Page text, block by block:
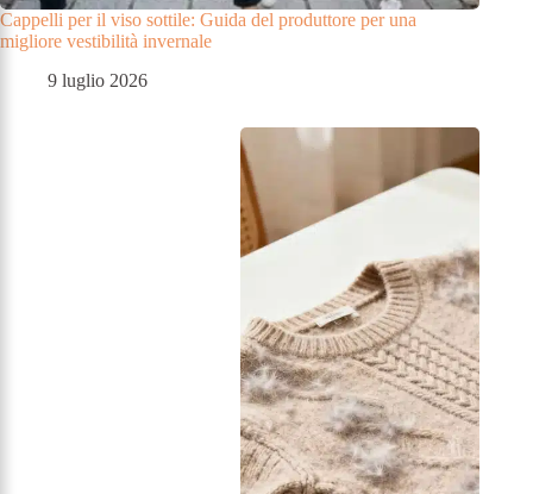
Cappelli per il viso sottile: Guida del produttore per una
migliore vestibilità invernale
9 luglio 2026